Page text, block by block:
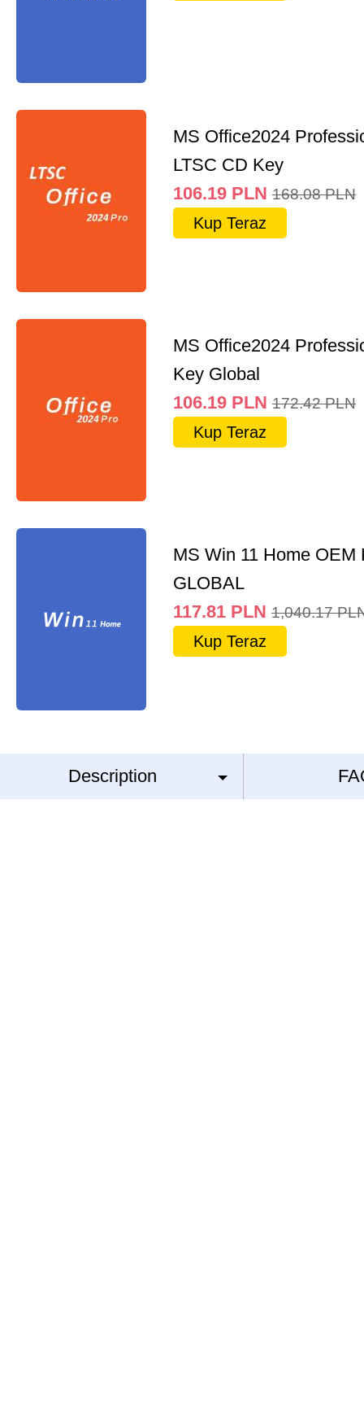
MS Office2024
LTSC CD Key
106.19 PLN 168.08 PLN
Kup Teraz
MS Office2024
Key Global
106.19 PLN 172.42 PLN
Kup Teraz
MS Win 11 Home OEM
GLOBAL
117.81 PLN 1,040.17
Kup Teraz
Description